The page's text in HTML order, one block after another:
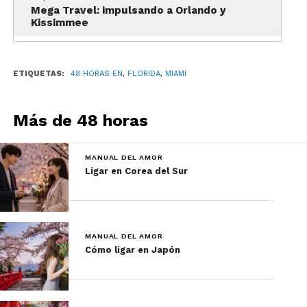
artistas de todo el mundo. ¡No olvides llevar tu
cámara!
Museum
Miami en 48 horas: los esenciales
Uno de los mejores museos de arte contemporáneo de la
Florida,este recinto
Mega Travel: impulsando a Orlando y
Kissimmee
ETIQUETAS: 48 HORAS EN, FLORIDA, MIAMI
Más de 48 horas
MANUAL DEL AMOR
Ligar en Corea del Sur
MANUAL DEL AMOR
Cómo ligar en Japón